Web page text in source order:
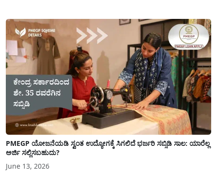
PMEGP ಯೋಜನೆಯಡಿ ಸ್ವಂತ ಉದ್ಯೋಗಕ್ಕೆ ಸಿಗಲಿದೆ ಭರ್ಜರಿ ಸಬ್ಸಿಡಿ ಸಾಲ: ಯಾರೆಲ್ಲ
ಅರ್ಜಿ ಸಲ್ಲಿಸಬಹುದು?
June 13, 2026